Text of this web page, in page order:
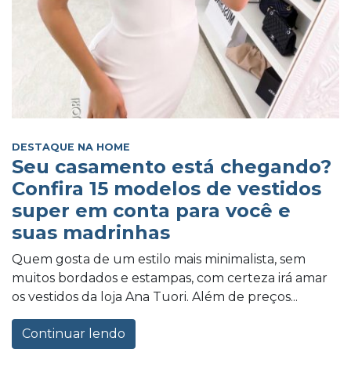
DESTAQUE NA HOME
Seu casamento está chegando?
Confira 15 modelos de vestidos
super em conta para você e
suas madrinhas
Quem gosta de um estilo mais minimalista, sem
muitos bordados e estampas, com certeza irá amar
os vestidos da loja Ana Tuori. Além de preços...
Continuar lendo